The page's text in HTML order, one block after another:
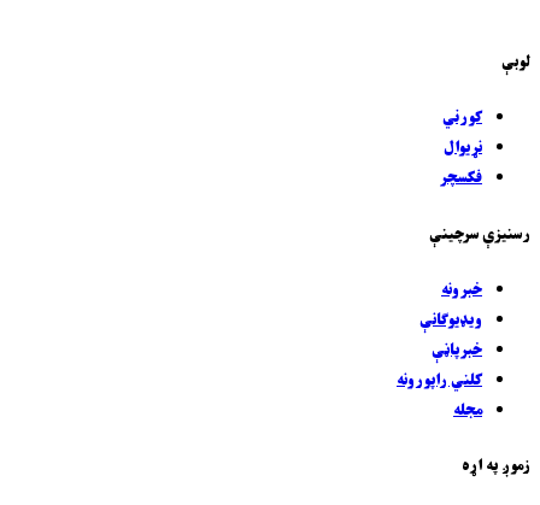
لوبې
کورني
نړيوال
فکسچر
رسنيزې سرچينې
خبرونه
ويډیوګانې
خبرپاڼې
کلني راپورونه
مجله
زموږ په اړه